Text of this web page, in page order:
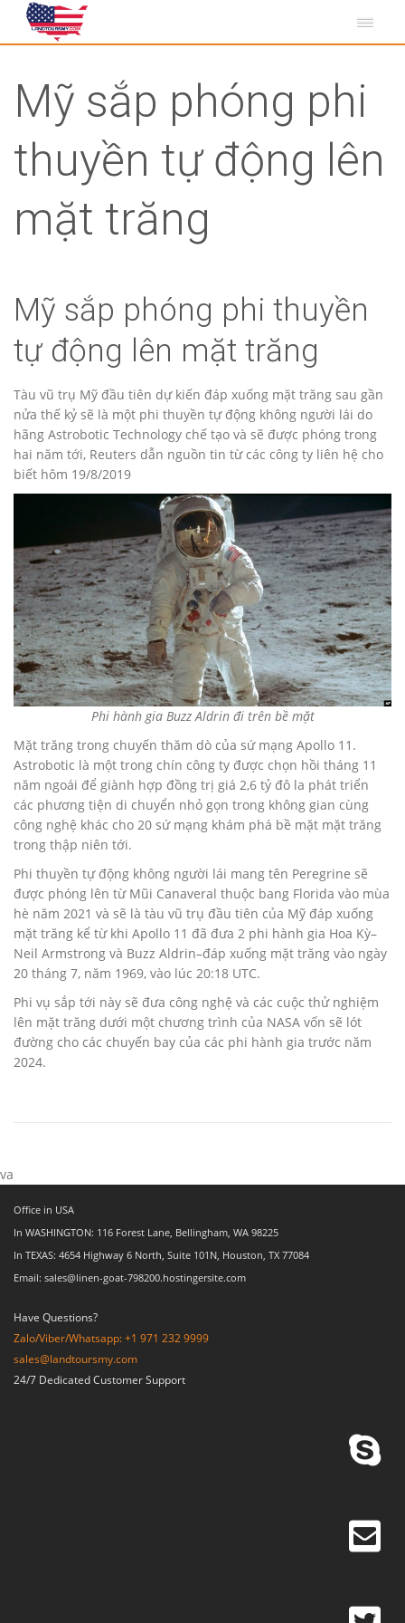
Mỹ sắp phóng phi
thuyền tự động lên
mặt trăng
Mỹ sắp phóng phi thuyền
tự động lên mặt trăng
Tàu vũ trụ Mỹ đầu tiên dự kiến đáp xuống mặt trăng sau gần
nửa thế kỷ sẽ là một phi thuyền tự động không người lái do
hãng Astrobotic Technology chế tạo và sẽ được phóng trong
hai năm tới, Reuters dẫn nguồn tin từ các công ty liên hệ cho
biết hôm 19/8/2019
Phi hành gia Buzz Aldrin đi trên bề mặt
Mặt trăng trong chuyến thăm dò của sứ mạng Apollo 11.
Astrobotic là một trong chín công ty được chọn hồi tháng 11
năm ngoái để giành hợp đồng trị giá 2,6 tỷ đô la phát triển
các phương tiện di chuyển nhỏ gọn trong không gian cùng
công nghệ khác cho 20 sứ mạng khám phá bề mặt mặt trăng
trong thập niên tới.
Phi thuyền tự động không người lái mang tên Peregrine sẽ
được phóng lên từ Mũi Canaveral thuộc bang Florida vào mùa
hè năm 2021 và sẽ là tàu vũ trụ đầu tiên của Mỹ đáp xuống
mặt trăng kể từ khi Apollo 11 đã đưa 2 phi hành gia Hoa Kỳ–
Neil Armstrong và Buzz Aldrin–đáp xuống mặt trăng vào ngày
20 tháng 7, năm 1969, vào lúc 20:18 UTC.
Phi vụ sắp tới này sẽ đưa công nghệ và các cuộc thử nghiệm
lên mặt trăng dưới một chương trình của NASA vốn sẽ lót
đường cho các chuyến bay của các phi hành gia trước năm
2024.
va
Office in USA
In WASHINGTON: 116 Forest Lane, Bellingham, WA 98225
In TEXAS: 4654 Highway 6 North, Suite 101N, Houston, TX 77084
Email: sales@linen-goat-798200.hostingersite.com
Have Questions?
Zalo/Viber/Whatsapp: +1 971 232 9999
sales@landtoursmy.com
24/7 Dedicated Customer Support